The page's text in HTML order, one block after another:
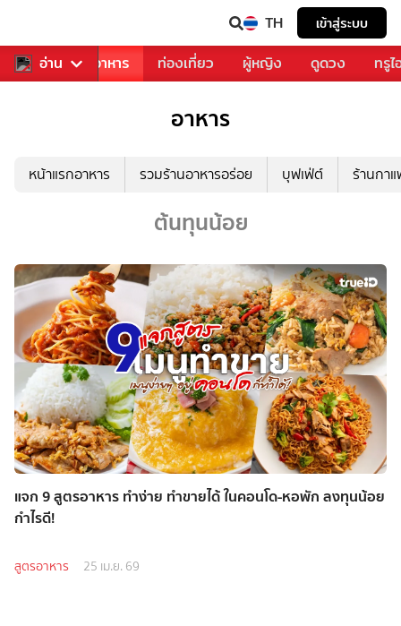
TH เข้าสู่ระบบ
อ่าน
การเพลง อาหาร ท่องเที่ยว ผู้หญิง ดูดวง ทรู
อาหาร
หน้าแรกอาหาร รวมร้านอาหารอร่อย บุฟเฟ่ต์ ร้านกา
ต้นทุนน้อย
แจก 9 สูตรอาหาร ทำง่าย ทำขายได้ ในคอนโด-หอพัก ลงทุนน้อย
กำไรดี!
สูตรอาหาร 25 เม.ย. 69